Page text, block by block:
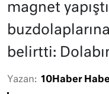
magnet
belirtti:
Yazan: 10Haber